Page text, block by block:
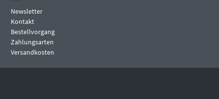
Newsletter
Kontakt
Bestellvorgang
Zahlungsarten
Versandkosten